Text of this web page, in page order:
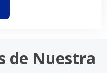
de Nuestra